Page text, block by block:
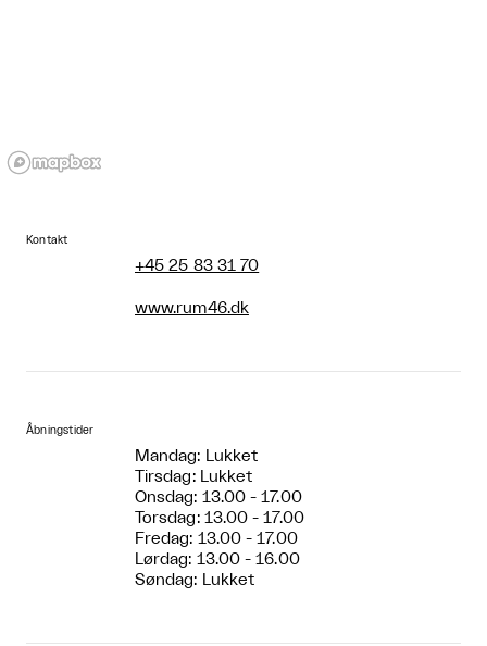
Kontakt
+45 25 83 31 70
www.rum46.dk
Åbningstider
Mandag: Lukket
Tirsdag: Lukket
Onsdag: 13.00 - 17.00
Torsdag: 13.00 - 17.00
Fredag: 13.00 - 17.00
Lørdag: 13.00 - 16.00
Søndag: Lukket